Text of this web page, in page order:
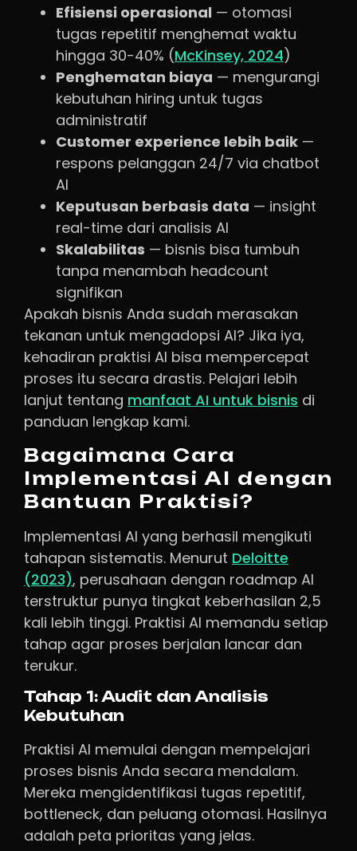
Efisiensi operasional — otomasi
tugas repetitif menghemat waktu
hingga 30-40% (McKinsey, 2024)
Penghematan biaya — mengurangi
kebutuhan hiring untuk tugas
administratif
Customer experience lebih baik —
respons pelanggan 24/7 via chatbot
AI
Keputusan berbasis data — insight
real-time dari analisis AI
Skalabilitas — bisnis bisa tumbuh
tanpa menambah headcount
signifikan
Apakah bisnis Anda sudah merasakan
tekanan untuk mengadopsi AI? Jika iya,
kehadiran praktisi AI bisa mempercepat
proses itu secara drastis. Pelajari lebih
lanjut tentang manfaat AI untuk bisnis di
panduan lengkap kami.
Bagaimana Cara
Implementasi AI dengan
Bantuan Praktisi?
Implementasi AI yang berhasil mengikuti
tahapan sistematis. Menurut Deloitte
(2023), perusahaan dengan roadmap AI
terstruktur punya tingkat keberhasilan 2,5
kali lebih tinggi. Praktisi AI memandu setiap
tahap agar proses berjalan lancar dan
terukur.
Tahap 1: Audit dan Analisis
Kebutuhan
Praktisi AI memulai dengan mempelajari
proses bisnis Anda secara mendalam.
Mereka mengidentifikasi tugas repetitif,
bottleneck, dan peluang otomasi. Hasilnya
adalah peta prioritas yang jelas.